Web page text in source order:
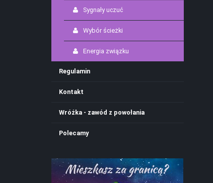
Sygnały uczuć
Wybór ścieżki
Energia związku
Regulamin
Kontakt
Wróżka - zawód z powołania
Polecamy